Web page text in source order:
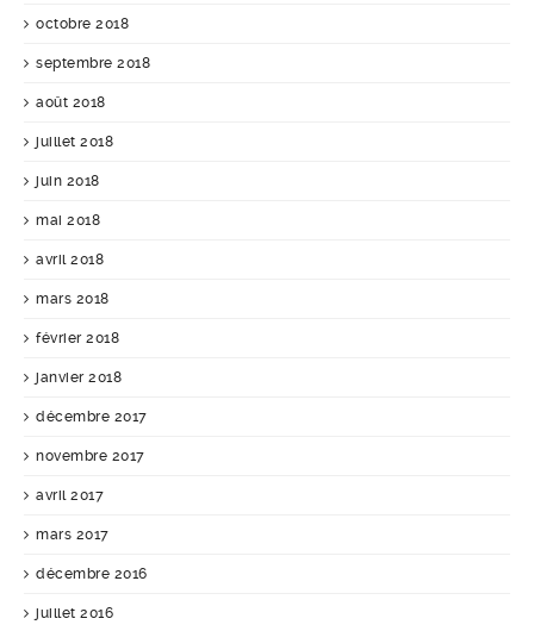
octobre 2018
septembre 2018
août 2018
juillet 2018
juin 2018
mai 2018
avril 2018
mars 2018
février 2018
janvier 2018
décembre 2017
novembre 2017
avril 2017
mars 2017
décembre 2016
juillet 2016